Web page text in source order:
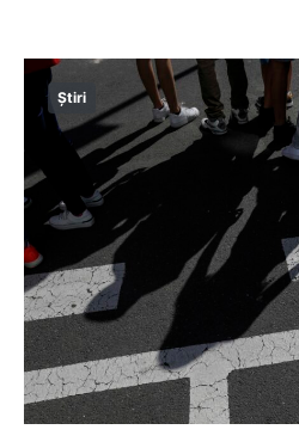
Știri